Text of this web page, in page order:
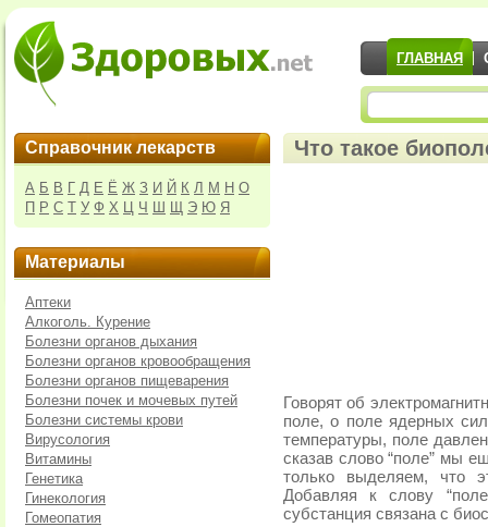
ГЛАВНАЯ
Справочник лекарств
А Б В Г Д Е Ё Ж З И Й К Л М Н О
П Р С Т У Ф Х Ц Ч Ш Щ Э Ю Я
Материалы
Аптеки
Алкоголь. Курение
Болезни органов дыхания
Болезни органов кровообращения
Болезни органов пищеварения
Болезни почек и мочевых путей
Болезни системы крови
Вирусология
Витамины
Генетика
Гинекология
Гомеопатия
Что такое
Говорят об
поле, о поле ядерных
температуры, поле
сказав слово “поле” мы
только выделяем, что
Добавляя к слову
субстанция связана с